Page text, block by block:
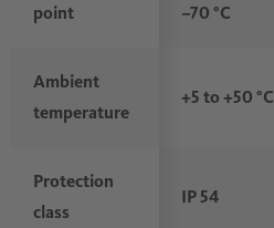
point
Ambient
temperature
Protection
class
–70 °C
+5 to +50 °C
IP 54